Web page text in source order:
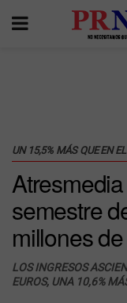
UN 15,5% MÁS QUE EN
semestre
millones
LOS INGRESOS
EUROS, UNA 10,6%